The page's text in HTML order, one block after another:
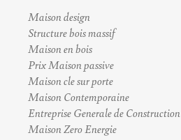
Maison design
Structure bois massif
Maison en bois
Prix Maison passive
Maison cle sur porte
Maison Contemporaine
Entreprise Generale de Construction
Maison Zero Energie